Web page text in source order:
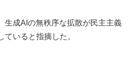
生成AIの無秩序な拡散が民主主義
ていると指摘した。